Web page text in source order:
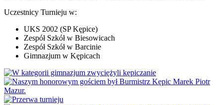
Uczestnicy Turnieju w:
UKS 2002 (SP Kępice)
Zespół Szkół w Biesowicach
Zespół Szkół w Barcinie
Gimnazjum w Kępicach